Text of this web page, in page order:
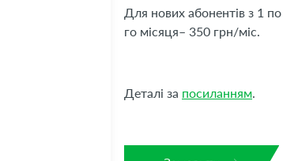
Для нових абонентів з 1
го місяця– 350 грн/міс.
Деталі за посиланням.